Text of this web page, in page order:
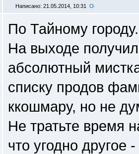
Написано: 21.05.2014, 10:31
По Тайному городу.
На выходе
абсолютный
списку продов
ккошмару, но не
Не тратьте время
что угодно другое